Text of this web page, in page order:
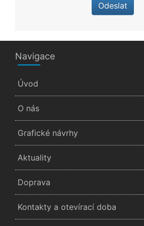
Odeslat
Navigace
Úvod
O nás
Grafické návrhy
Aktuality
Doprava
Kontakty a otevírací doba